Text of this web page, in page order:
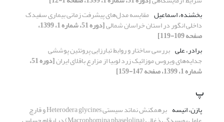
بخشنده، اسماعیل مقایسه مدل‌های پیشرفت زمانی بیماری سفیدک
داخلی انگور در استان خراسان شمالی [دوره 51، شماره 1، 1399،
صفحه 109-119]
برادر، علی بررسی ساختار و روابط تبارزایی پروتئین پوششی
جدایه‌های ویروس موزائیک زرد لوبیا از مزارع باقلای ایران [دوره 51،
شماره 1، 1399، صفحه 147-159]
پ
پازن، انیسه برهمکنش نماتد سیستی Heterodera glycines و قارچ